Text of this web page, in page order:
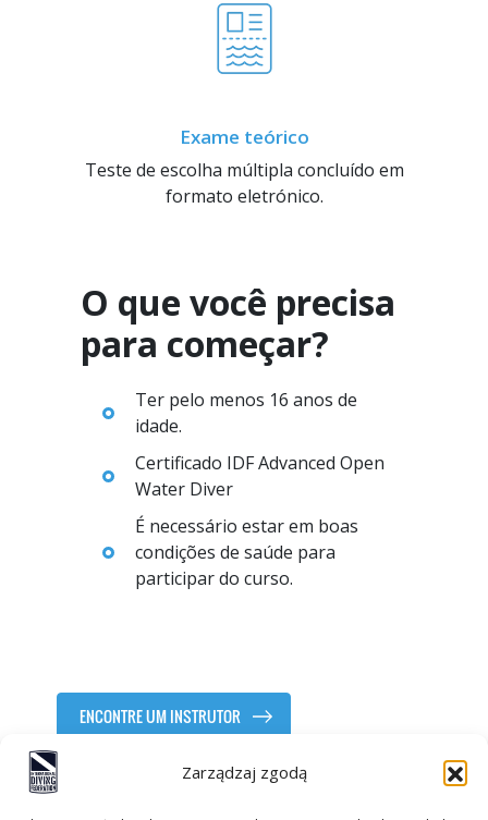
Zarządzaj zgodą
Exame teórico
Teste de escolha múltipla concluído em
formato eletrónico.
O que você precisa
para começar?
Ter pelo menos 16 anos de
idade.
Certificado IDF Advanced Open
Water Diver
É necessário estar em boas
condições de saúde para
participar do curso.
ENCONTRE UM INSTRUTOR